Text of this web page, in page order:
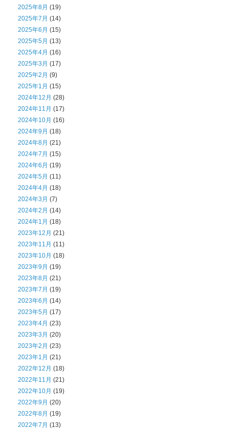
2025年8月 (19)
2025年7月 (14)
2025年6月 (15)
2025年5月 (13)
2025年4月 (16)
2025年3月 (17)
2025年2月 (9)
2025年1月 (15)
2024年12月 (28)
2024年11月 (17)
2024年10月 (16)
2024年9月 (18)
2024年8月 (21)
2024年7月 (15)
2024年6月 (19)
2024年5月 (11)
2024年4月 (18)
2024年3月 (7)
2024年2月 (14)
2024年1月 (18)
2023年12月 (21)
2023年11月 (11)
2023年10月 (18)
2023年9月 (19)
2023年8月 (21)
2023年7月 (19)
2023年6月 (14)
2023年5月 (17)
2023年4月 (23)
2023年3月 (20)
2023年2月 (23)
2023年1月 (21)
2022年12月 (18)
2022年11月 (21)
2022年10月 (19)
2022年9月 (20)
2022年8月 (19)
2022年7月 (13)